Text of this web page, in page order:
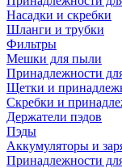
Насадки и скребки
Шланги и трубки
Фильтры
Мешки для пыли
Принадлежности
Щетки и
Скребки и
Держатели пэдов
Пэды
Аккумуляторы и
Принадлежности